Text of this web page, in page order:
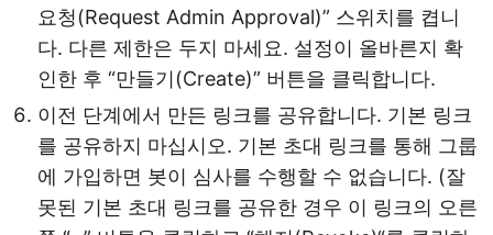
요청(Request Admin Approval)” 스위치를 켭니
다. 다른 제한은 두지 마세요. 설정이 올바른지 확
인한 후 “만들기(Create)” 버튼을 클릭합니다.
이전 단계에서 만든 링크를 공유합니다. 기본 링크
를 공유하지 마십시오. 기본 초대 링크를 통해 그룹
에 가입하면 봇이 심사를 수행할 수 없습니다. (잘
못된 기본 초대 링크를 공유한 경우 이 링크의 오른